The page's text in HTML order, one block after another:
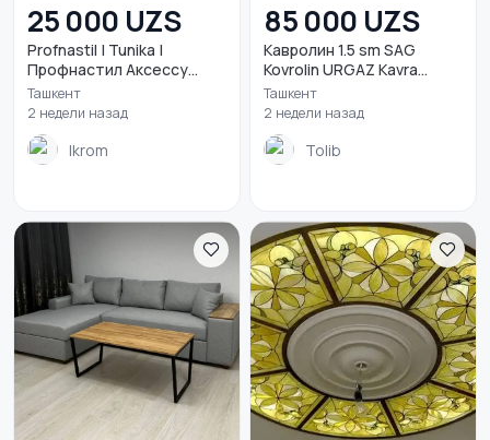
25 000 UZS
Profnastil | Tunika |
Профнастил Аксессу...
Ташкент
2 недели назад
Ikrom
85 000 UZS
Кавролин 1.5 sm SAG
Kovrolin URGAZ Kavra...
Ташкент
2 недели назад
Tolib